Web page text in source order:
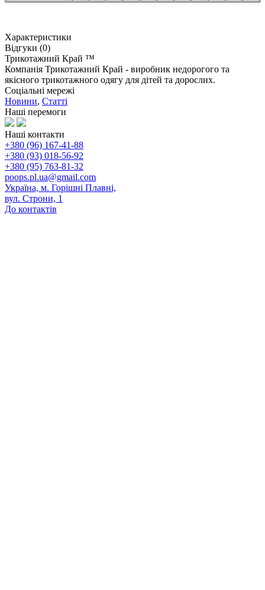
Характеристики
Відгуки (0)
Трикотажний Край ™
Компанія Трикотажний Край - виробник недорогого та
якісного трикотажного одягу для дітей та дорослих.
Соціальні мережі
Новини, Статті
Наші перемоги
Наші контакти
+380 (96) 167-41-88
+380 (93) 018-56-92
+380 (95) 763-81-32
poops.pl.ua@gmail.com
Україна, м. Горішні Плавні,
вул. Строни, 1
До контактів